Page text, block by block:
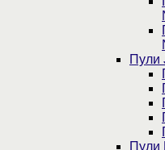
Пули
Пули